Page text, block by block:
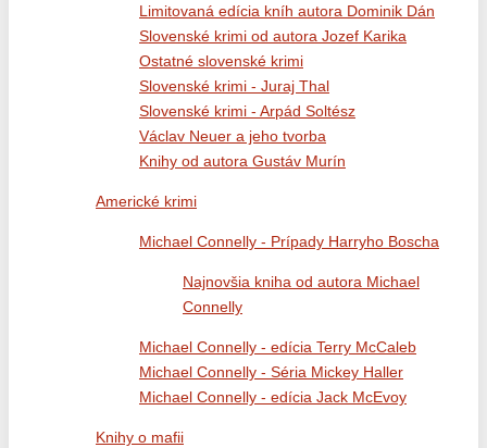
Limitovaná edícia kníh autora Dominik Dán
Slovenské krimi od autora Jozef Karika
Ostatné slovenské krimi
Slovenské krimi - Juraj Thal
Slovenské krimi - Arpád Soltész
Václav Neuer a jeho tvorba
Knihy od autora Gustáv Murín
Americké krimi
Michael Connelly - Prípady Harryho Boscha
Najnovšia kniha od autora Michael
Connelly
Michael Connelly - edícia Terry McCaleb
Michael Connelly - Séria Mickey Haller
Michael Connelly - edícia Jack McEvoy
Knihy o mafii